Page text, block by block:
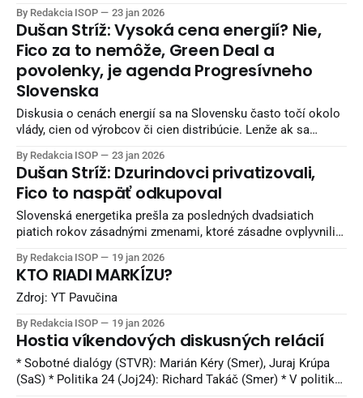
Kresťanskodemokratického hnutia, bývalý minister
spravodlivosti SR nedeľa 25. januára 10.00 JOJ 24 - Politika
24 - Denisa Saková, ministerka hospodárstva SR, Hlas-SD
11.00 TA3 - V politike - Robert Kaliňák,
By Redakcia ISOP 23 jan 2026
Dušan Stríž: Vysoká cena energií? Nie,
Fico za to nemôže, Green Deal a
povolenky, je agenda Progresívneho
Slovenska
Diskusia o cenách energií sa na Slovensku často točí okolo
vlády, cien od výrobcov či cien distribúcie. Lenže ak sa
lacno a stabilne. Problém nevzniká u nás. Problém vzniká v
Bruseli, v jeho systéme emisných povoleniek, ktoré sú dnes
drahšie než samotná
By Redakcia ISOP 23 jan 2026
Dušan Stríž: Dzurindovci privatizovali,
Fico to naspäť odkupoval
Slovenská energetika prešla za posledných dvadsiatich
piatich rokov zásadnými zmenami, ktoré zásadne ovplyvnili
Keď sa dnes pozeráme na to, kto vlastní strategické
elektrárne a koľko z energetických ziskov zostáva na
Slovensku, výsledok je jednoznačný – rozhodujúce podiely
By Redakcia ISOP 19 jan 2026
KTO RIADI MARKÍZU?
Zdroj: YT Pavučina
By Redakcia ISOP 19 jan 2026
Hostia víkendových diskusných relácií
* Sobotné dialógy (STVR): Marián Kéry (Smer), Juraj Krúpa
(SaS) * Politika 24 (Joj24): Richard Takáč (Smer) * V politike